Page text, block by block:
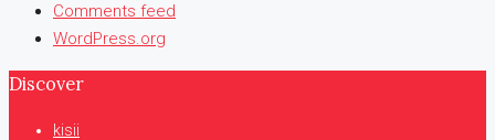
Comments feed
WordPress.org
Discover
kisii